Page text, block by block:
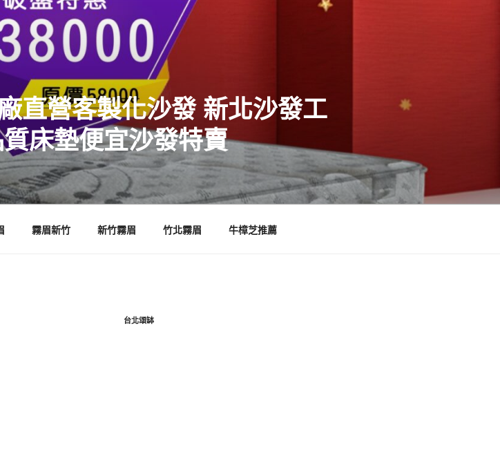
直營客製化沙發 新北沙發工
床墊便宜沙發特賣
霧眉新竹 新竹霧眉 竹北霧眉 牛樟芝推薦
台北頌缽